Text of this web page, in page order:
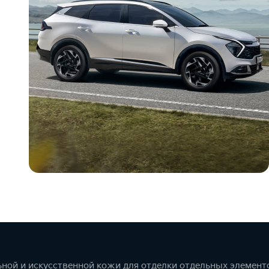
и искусственной кожи для отделки отдельных